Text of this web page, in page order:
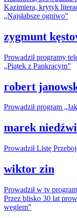
Kazimiera, krytyk
„Najsłabsze ogniwo”
zygmunt
Prowadziłprogramy
„Piątek z Pankracym”
robert
Prowadziłprogram
marek
ProwadziłListę
wiktor zin
Prowadził w tv
Przez blisko 30 lat
węglem”